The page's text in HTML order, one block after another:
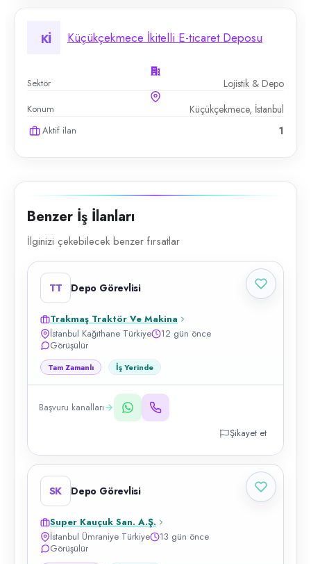
Kİ Küçükçekmece İkitelli E-ticaret Deposu
Sektör Lojistik & Depo
Konum Küçükçekmece, İstanbul
Aktif ilan 1
Benzer İş İlanları
İlginizi çekebilecek benzer fırsatlar
TT Depo Görevlisi
Trakmaş Traktör Ve Makina
İstanbul Kağıthane Türkiye
12 gün önce
Görüşülür
Tam Zamanlı İş Yerinde
Başvuru kanalları
Şikayet et
SK Depo Görevlisi
Super Kauçuk San. A.Ş.
İstanbul Ümraniye Türkiye
13 gün önce
Görüşülür